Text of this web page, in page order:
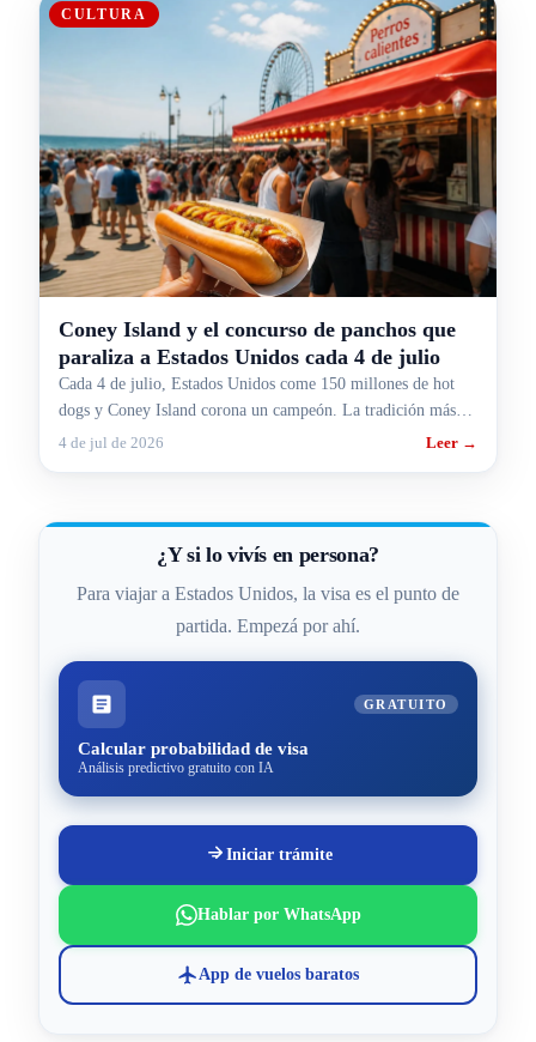
CULTURA
Coney Island y el concurso de panchos que
paraliza a Estados Unidos cada 4 de julio
Cada 4 de julio, Estados Unidos come 150 millones de hot
dogs y Coney Island corona un campeón. La tradición más
rara y más gringa, contada para argentinos.
4 de jul de 2026 Leer →
¿Y si lo vivís en persona?
Para viajar a Estados Unidos, la visa es el punto de
partida. Empezá por ahí.
Calcular probabilidad de visa
Análisis predictivo gratuito con IA
GRATUITO
Iniciar trámite
Hablar por WhatsApp
App de vuelos baratos